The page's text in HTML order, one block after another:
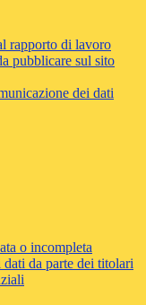
rapporto di lavoro
pubblicare sul sito
dei dati
o incompleta
da parte dei titolari